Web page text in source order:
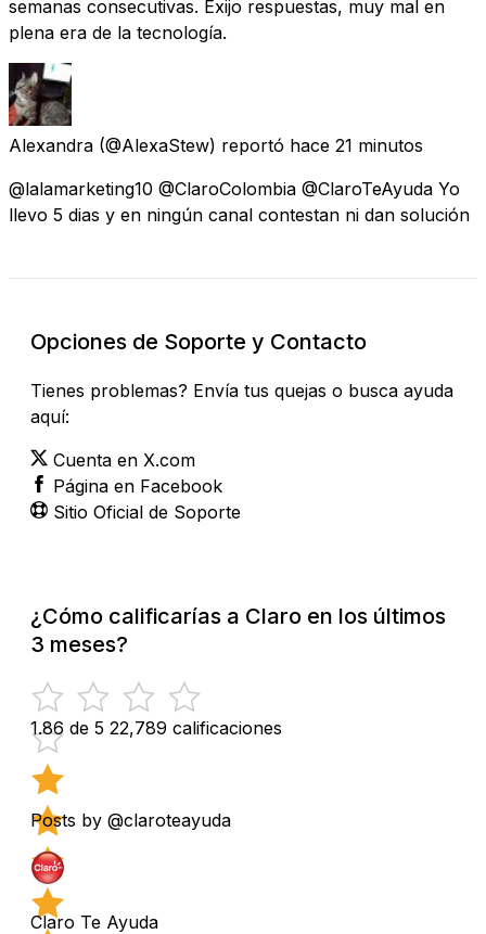
semanas consecutivas. Exijo respuestas, muy mal en
plena era de la tecnología.
Alexandra (@AlexaStew) reportó hace 21 minutos
@lalamarketing10 @ClaroColombia @ClaroTeAyuda Yo
llevo 5 dias y en ningún canal contestan ni dan solución
Opciones de Soporte y Contacto
Tienes problemas? Envía tus quejas o busca ayuda
aquí:
Cuenta en X.com
Página en Facebook
Sitio Oficial de Soporte
¿Cómo calificarías a Claro en los últimos
3 meses?
1.86 de 5 22,789 calificaciones
Posts by @claroteayuda
Claro Te Ayuda